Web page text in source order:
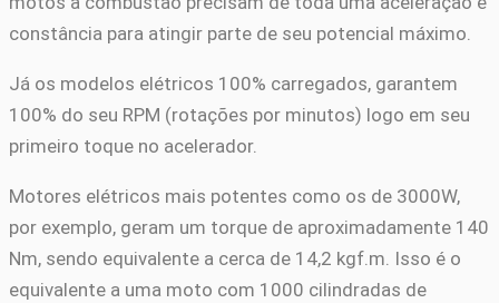
constância para atingir parte de seu potencial máximo.
Já os modelos elétricos 100% carregados, garantem
100% do seu RPM (rotações por minutos) logo em seu
primeiro toque no acelerador.
Motores elétricos mais potentes como os de 3000W,
por exemplo, geram um torque de aproximadamente 140
Nm, sendo equivalente a cerca de 14,2 kgf.m. Isso é o
equivalente a uma moto com 1000 cilindradas de